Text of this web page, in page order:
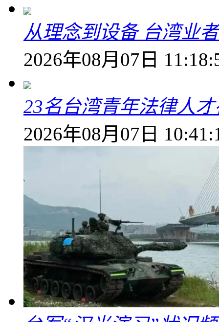
从理念到设备 台湾业
2026年08月07日
23名台湾青年法律人
2026年08月07日